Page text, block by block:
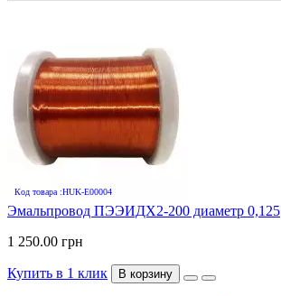
Код товара :HUK-E00004
Эмальпровод ПЭЭИДХ2-200 диаметр 0,125
1 250.00 грн
Купить в 1 клик В корзину